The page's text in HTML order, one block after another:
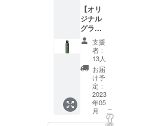
ローマ
字表記
※文字校
正のタ
イミン
グはあ
りませ
んので
お間違
えのな
いよう
お願い
いたし
付いて
ます
【オリ
ジナル
グラウ
ラー】
オリジ
ナルデ
ザイン
が刻印
された
グラウ
ラーと
ステッ
カーの
支援
者：
13人
お届
け予
定：
2023
年05
月
こ
の
リ